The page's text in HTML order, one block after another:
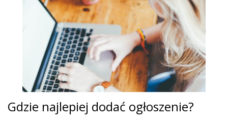
Gdzie najlepiej dodać ogłoszenie?